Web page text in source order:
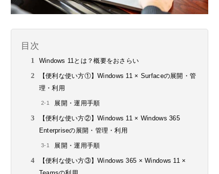
目次
Windows 11とは？概要をおさらい
【便利な使い方①】Windows 11 × Surfaceの展開・管
理・利用
展開・運用手順
【便利な使い方②】Windows 11 × Windows 365
Enterpriseの展開・管理・利用
展開・運用手順
【便利な使い方③】Windows 365 × Windows 11 ×